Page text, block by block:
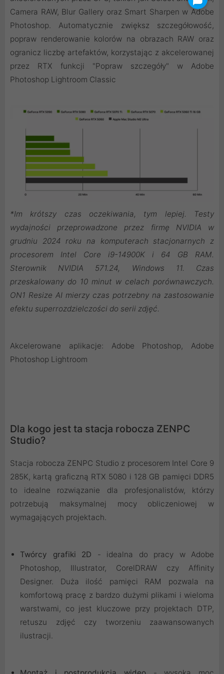
Camera RAW, Blur Gallery oraz Smart Sharpen w Adobe
Photoshop. Automatycznie zwiększ szczegółowość,
popraw renderowanie kolorów na obrazach RAW oraz
ogranicz liczbę artefaktów, korzystając z akcelerowanej
przez RTX funkcji "Popraw szczegóły" w Adobe
Photoshop Lightroom Classic
*Im krótszy czas oczekiwania, tym lepiej. Testy
wydajności przeprowadzone przez firmę NVIDIA w
grudniu 2024 roku na komputerach stacjonarnych z
procesorem Intel Core i9-14900K i 64 GB RAM.
Sterownik NVIDIA 571.24, Windows 11. Czas
przeskalowany do 10 minut w celach porównawczych.
ON1 Resize AI mierzy czas potrzebny na zastosowanie
efektu superrozdzielczości do serii zdjęć.
Akcelerowane aplikacje: Adobe Photoshop, Adobe
Photoshop Lightroom
Dla kogo jest ta stacja robocza ZENPC
Studio?
Stacja robocza ZENPC Studio z procesorem Intel Core 9
285K, kartą graficzną RTX 5080 i 128 GB pamięci DDR5
to idealne rozwiązanie dla profesjonalistów, którzy
potrzebują maksymalnej mocy obliczeniowej w
wymagających projektach.
Twórcy grafiki 2D - idealna do pracy w Adobe
Photoshop, Illustrator, CorelDRAW czy Affinity
Designer. Duża ilość pamięci RAM pozwala na
komfortową pracę z bardzo dużymi plikami i wieloma
warstwami, co jest kluczowe przy projektach DTP,
retuszu zdjęć czy tworzeniu zaawansowanych
ilustracji.